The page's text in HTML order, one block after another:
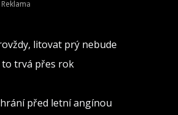
litovat prý nebude
to trvá přes rok
před letní angínou